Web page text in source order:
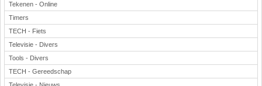
Tekenen - Online
Timers
TECH - Fiets
Televisie - Divers
Tools - Divers
TECH - Gereedschap